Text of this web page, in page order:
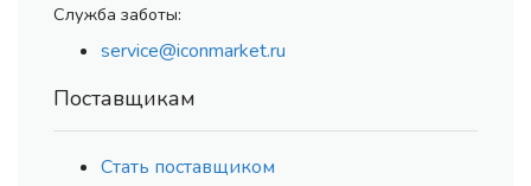
Служба заботы:
service@iconmarket.ru
Поставщикам
Стать поставщиком